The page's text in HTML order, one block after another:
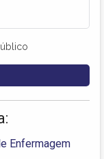
Enfermagem